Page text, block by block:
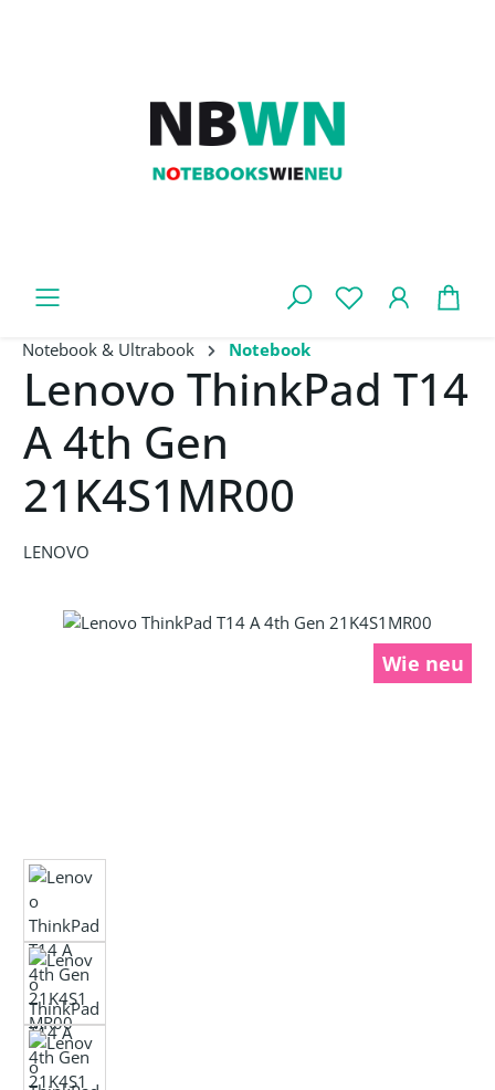
Notebook & Ultrabook Notebook
Lenovo ThinkPad T14
A 4th Gen
21K4S1MR00
LENOVO
Bildergalerie überspringen
Wie neu